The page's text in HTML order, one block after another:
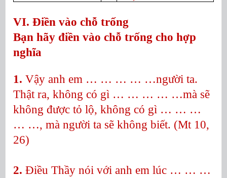
VI. Điền vào chỗ trống
Bạn hãy điền vào chỗ trống cho hợp
nghĩa
1. Vậy anh em … … … … …người ta.
Thật ra, không có gì … … … … …mà sẽ
không được tỏ lộ, không có gì … … …
… …, mà người ta sẽ không biết. (Mt 10,
26)
2. Điều Thầy nói với anh em lúc … … …